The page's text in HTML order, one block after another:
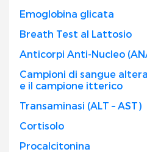
Emoglobina glicata
Breath Test al Lattosio
Anticorpi Anti-Nucleo
Campioni di sangue
e il campione itterico
Transaminasi (ALT – AST)
Cortisolo
Procalcitonina